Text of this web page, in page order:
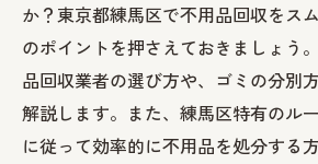
か？東京都練馬区で不用品回収をス
のポイントを押さえておきましょう
品回収業者の選び方や、ゴミの分別
解説します。また、練馬区特有のル
に従って効率的に不用品を処分する